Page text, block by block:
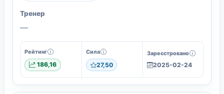
Тренер
—
Рейтинг
186,16
Сила
27,50
Зареєстровано
2025-02-24